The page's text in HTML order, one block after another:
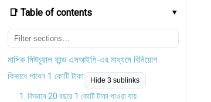
📑 Table of contents
মাসিক মিউচুয়াল ফান্ড এসআইপি-এর মাধ্যমে বিনিয়োগ
কিভাবে পাবেন 1 কোটি টাকা
Hide 3 sublinks
1. কিভাবে 20 বছরে 1 কোটি টাকা পাওয়া যায়